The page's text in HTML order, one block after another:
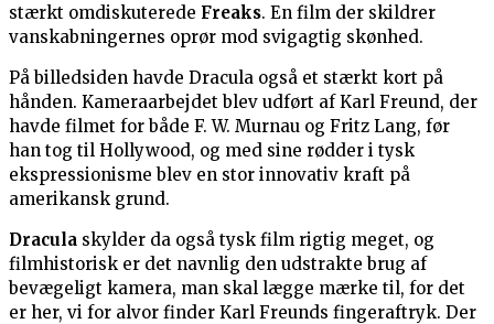
stærkt omdiskuterede Freaks. En film der skildrer
vanskabningernes oprør mod svigagtig skønhed.
På billedsiden havde Dracula også et stærkt kort på
hånden. Kameraarbejdet blev udført af Karl Freund, der
havde filmet for både F. W. Murnau og Fritz Lang, før
han tog til Hollywood, og med sine rødder i tysk
ekspressionisme blev en stor innovativ kraft på
amerikansk grund.
Dracula skylder da også tysk film rigtig meget, og
filmhistorisk er det navnlig den udstrakte brug af
bevægeligt kamera, man skal lægge mærke til, for det
er her, vi for alvor finder Karl Freunds fingeraftryk. Der